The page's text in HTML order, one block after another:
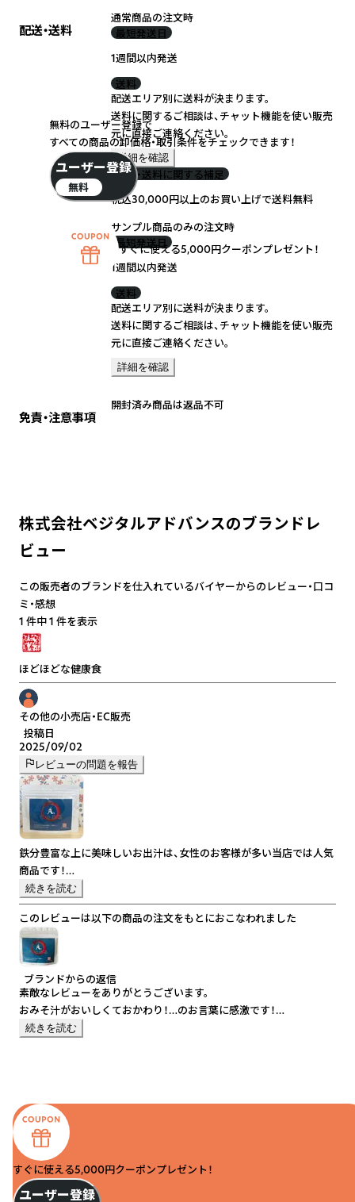
配送・送料
通常商品の注文時
最短発送日
1週間以内発送
送料
配送エリア別に送料が決まります。
送料に関するご相談は、チャット機能を使い販売
元に直接ご連絡ください。
詳細を確認
配送・送料に関する補足
税込30,000円以上のお買い上げで送料無料
サンプル商品のみの注文時
最短発送日
1週間以内発送
送料
配送エリア別に送料が決まります。
送料に関するご相談は、チャット機能を使い販売
元に直接ご連絡ください。
詳細を確認
免責・注意事項
開封済み商品は返品不可
株式会社ベジタルアドバンスのブランドレ
ビュー
この販売者のブランドを仕入れているバイヤーからのレビュー・口コ
ミ・感想
1 件中 1 件を表示
ほどほどな健康食
その他の小売店・EC販売
投稿日
2025/09/02
レビューの問題を報告
鉄分豊富な上に美味しいお出汁は、女性のお客様が多い当店では人気
商品です！
「家族が初めてお味噌汁おかわりした」とリピート購入される方もい
らっしゃいました。
だしパックに入れずに、直接お味噌汁に入れても口当たり気になりま
せんでした。
入れるだけで汁物の味が格段に上がります。
ゴーヤチャンプルに入れたら最高に美味しかったです。
引き続きお世話になります。
続きを読む
このレビューは以下の商品の注文をもとにおこなわれました
ブランドからの返信
素敵なレビューをありがとうございます。
おみそ汁がおいしくておかわり！…のお言葉に感激です！
サプリではなく、食事でおいしく鉄分がとれる「てつまる」
今後ともよろしくお願いいたします。
続きを読む
すぐに使える5,000円クーポンプレゼント！
ユーザー登録
無料のユーザー登録で
すべての商品の卸価格・取引条件をチェックできます！
ユーザー登録
無料
すぐに使える5,000円クーポンプレゼント！